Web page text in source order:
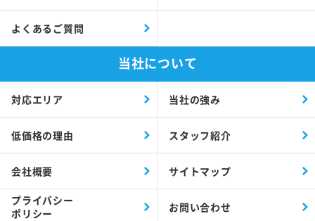
よくあるご質問
当社について
対応エリア 当社の強み
低価格の理由 スタッフ紹介
会社概要 サイトマップ
プライバシー
ポリシー
お問い合わせ